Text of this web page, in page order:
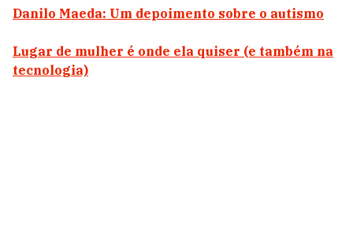
Danilo Maeda: Um depoimento sobre o autismo
Lugar de mulher é onde ela quiser (e também na
tecnologia)